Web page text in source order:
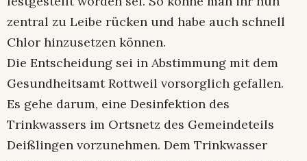
zentral zu Leibe rücken und habe auch schnell
Chlor hinzusetzen können.
Die Entscheidung sei in Abstimmung mit dem
Gesundheitsamt Rottweil vorsorglich gefallen.
Es gehe darum, eine Desinfektion des
Trinkwassers im Ortsnetz des Gemeindeteils
Deißlingen vorzunehmen. Dem Trinkwasser